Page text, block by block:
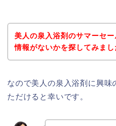
美人の泉入浴剤のサマーセ
情報がないかを探してみまし
なので美人の泉入浴剤に興味
ただけると幸いです。